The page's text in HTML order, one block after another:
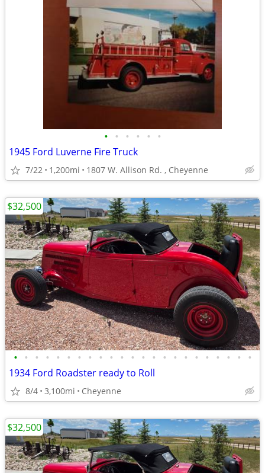
• • • • • •
1945 Ford Luverne Fire Truck
7/22 1,200mi 1807 W. Allison Rd. , Cheyenne
• • • • • • • • • • • • • • • • • • • • • • •
1934 Ford Roadster ready to Roll
8/4 3,100mi Cheyenne
$32,500
$32,500